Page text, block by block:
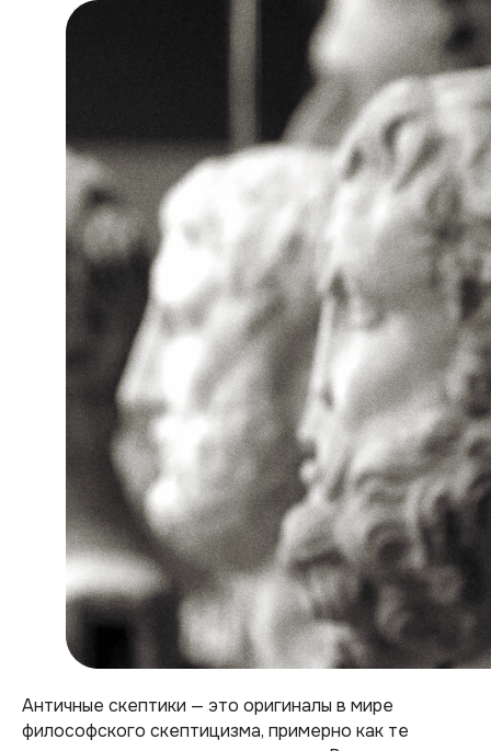
Античные скептики — это оригиналы в мире
философского скептицизма, примерно как те